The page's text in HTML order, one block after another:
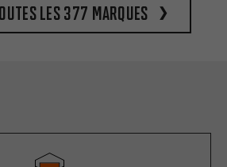
les 377 marques